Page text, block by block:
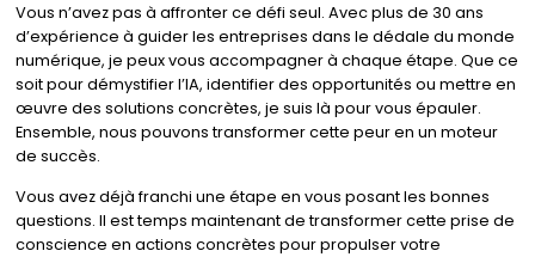
Vous n’avez pas à affronter ce défi seul. Avec plus de 30 ans
d’expérience à guider les entreprises dans le dédale du monde
numérique, je peux vous accompagner à chaque étape. Que ce
soit pour démystifier l’IA, identifier des opportunités ou mettre en
œuvre des solutions concrètes, je suis là pour vous épauler.
Ensemble, nous pouvons transformer cette peur en un moteur
de succès.
Vous avez déjà franchi une étape en vous posant les bonnes
questions. Il est temps maintenant de transformer cette prise de
conscience en actions concrètes pour propulser votre